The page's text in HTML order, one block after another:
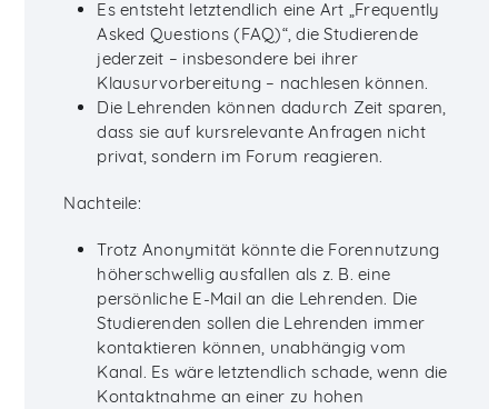
Es entsteht letztendlich eine Art „Frequently
Asked Questions (FAQ)“, die Studierende
jederzeit – insbesondere bei ihrer
Klausurvorbereitung – nachlesen können.
Die Lehrenden können dadurch Zeit sparen,
dass sie auf kursrelevante Anfragen nicht
privat, sondern im Forum reagieren.
Nachteile:
Trotz Anonymität könnte die Forennutzung
höherschwellig ausfallen als z. B. eine
persönliche E-Mail an die Lehrenden. Die
Studierenden sollen die Lehrenden immer
kontaktieren können, unabhängig vom
Kanal. Es wäre letztendlich schade, wenn die
Kontaktnahme an einer zu hohen